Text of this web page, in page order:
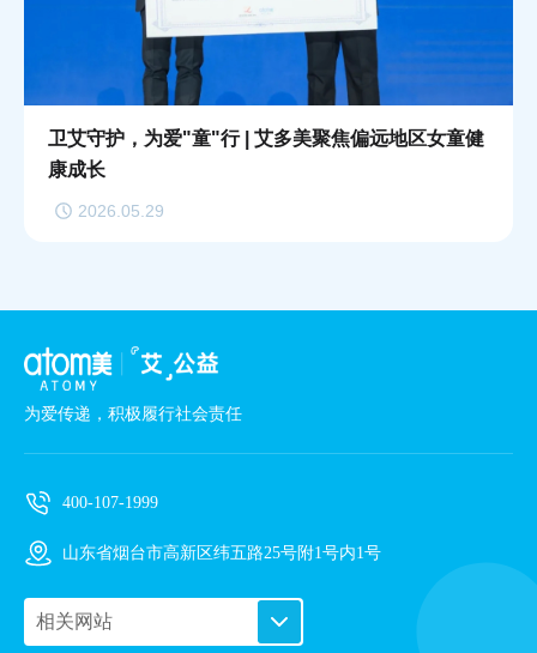
卫艾守护，为爱"童"行 | 艾多美聚焦偏远地区女童健
康成长
2026.05.29
为爱传递，积极履行社会责任
400-107-1999
山东省烟台市高新区纬五路25号附1号内1号
相关网站